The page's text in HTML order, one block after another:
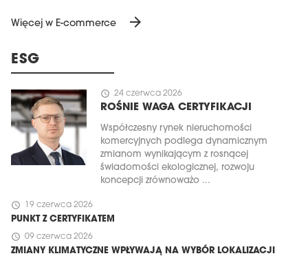
Więcej w E-commerce arrow_forward
ESG
schedule 24 czerwca 2026
ROŚNIE WAGA CERTYFIKACJI
Współczesny rynek nieruchomości
komercyjnych podlega dynamicznym
zmianom wynikającym z rosnącej
świadomości ekologicznej, rozwoju
koncepcji zrównoważo ...
schedule 19 czerwca 2026
PUNKT Z CERTYFIKATEM
schedule 09 czerwca 2026
ZMIANY KLIMATYCZNE WPŁYWAJĄ NA WYBÓR LOKALIZACJI